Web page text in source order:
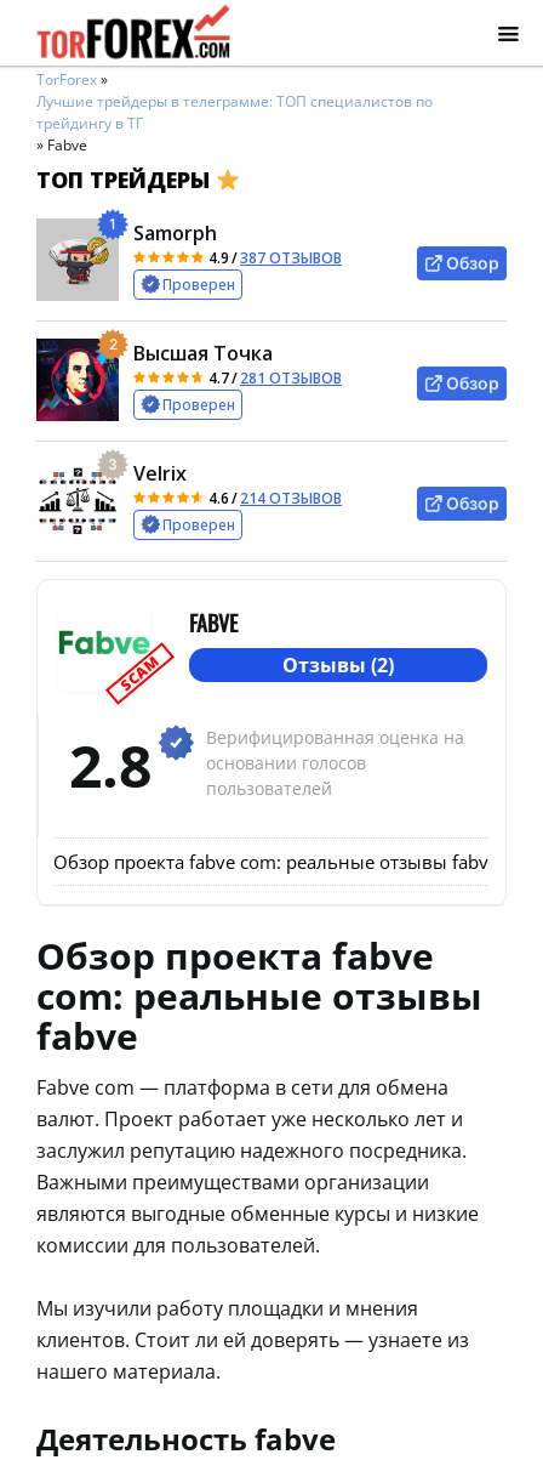
TorForex»
Лучшие трейдеры в телеграмме: ТОП специалистов по
трейдингу в ТГ
» Fabve
ТОП ТРЕЙДЕРЫ
1 Samorph
4.9/387 ОТЗЫВОВ
Проверен
Обзор
2 Высшая Точка
4.7/281 ОТЗЫВОВ
Проверен
Обзор
3 Velrix
4.6/214 ОТЗЫВОВ
Проверен
Обзор
SCAM
FABVE
Отзывы (2)
2.8
Верифицированная оценка на
основании голосов
пользователей
Обзор проекта fabve com: реальные отзывы fabve
Обзор проекта fabve
com: реальные отзывы
fabve
Fabve com — платформа в сети для обмена
валют. Проект работает уже несколько лет и
заслужил репутацию надежного посредника.
Важными преимуществами организации
являются выгодные обменные курсы и низкие
комиссии для пользователей.
Мы изучили работу площадки и мнения
клиентов. Стоит ли ей доверять — узнаете из
нашего материала.
Деятельность fabve